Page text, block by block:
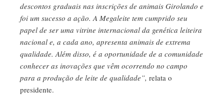
descontos graduais nas inscrições de animais Girolando e
foi um sucesso a ação. A Megaleite tem cumprido seu
papel de ser uma vitrine internacional da genética leiteira
nacional e, a cada ano, apresenta animais de extrema
qualidade. Além disso, é a oportunidade de a comunidade
conhecer as inovações que vêm ocorrendo no campo
para a produção de leite de qualidade”, relata o
presidente.